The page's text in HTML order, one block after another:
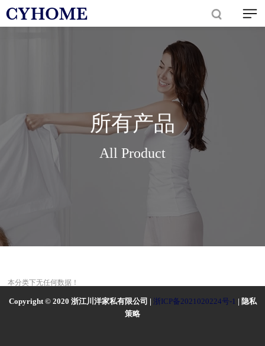
所有产品
All Product
本分类下无任何数据！
Copyright © 2020 浙江川洋家私有限公司 | 浙ICP备2021020224号-1 | 隐私
策略